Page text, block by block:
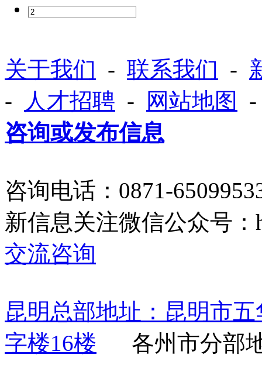
关于我们 - 联系我们 -
-
人才招聘 - 网站地图
咨询或发布信息
咨询电话：0871-
新信息关注微信公
交流咨询
昆明总部地址：昆明市
字楼16楼 各州市分部